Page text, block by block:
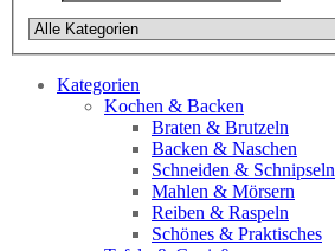
Kategorien
Kochen & Backen
Braten & Brutzeln
Backen & Naschen
Schneiden & Schnipseln
Mahlen & Mörsern
Reiben & Raspeln
Schönes & Praktisches